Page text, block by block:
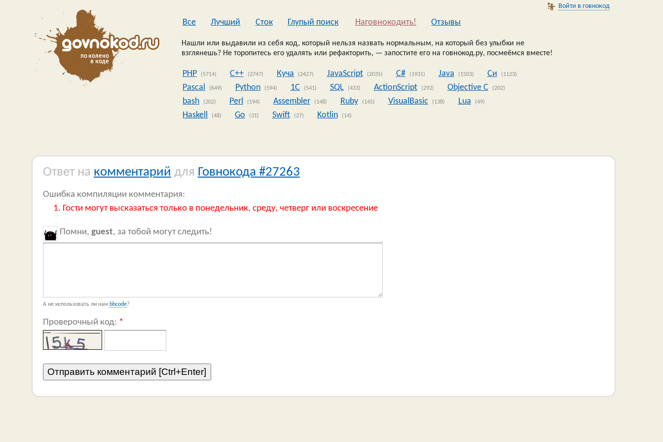
Войти в говнокод
Все Лучший Сток Глупый поиск Наговнокодить! Oтзывы
Нашли или выдавили из себя код, который нельзя назвать нормальным, на который без улыбки не
взглянешь? Не торопитесь его удалять или рефакторить, — запостите его на говнокод.ру, посмеёмся вместе!
PHP (5714) C++ (2747) Куча (2427) JavaScript (2035) C# (1931) Java (1503) Си (1123)
Pascal (649) Python (594) 1C (541) SQL (433) ActionScript (292) Objective C (202)
bash (202) Perl (194) Assembler (148) Ruby (145) VisualBasic (138) Lua (49)
Haskell (48) Go (31) Swift (27) Kotlin (14)
Ответ на комментарий для Говнокода #27263
Ошибка компиляции комментария:
Гости могут высказаться только в понедельник, среду, четверг или воскресение
Помни, guest, за тобой могут следить!
А не использовать ли нам bbcode?
Проверочный код: *